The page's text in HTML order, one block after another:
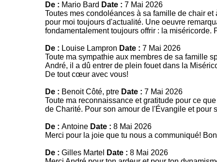
De : Mario Bard Date : 7 Mai 2026
Toutes mes condoléances à sa famille de chair
pour moi toujours d'actualité. Une oeuvre
fondamentalement toujours offrir : la miséricorde.
De : Louise Lampron Date : 7 Mai 2026
Toute ma sympathie aux membres de sa famille
André, il a dû entrer de plein fouet dans la
De tout cœur avec vous!
De : Benoit Côté, ptre Date : 7 Mai 2026
Toute ma reconnaissance et gratitude pour ce
de Charité. Pour son amour de l'Évangile et pour
De : Antoine Date : 8 Mai 2026
Merci pour la joie que tu nous a communiqué!
De : Gilles Martel Date : 8 Mai 2026